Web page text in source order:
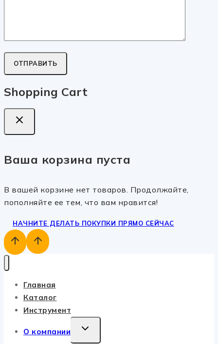
Shopping Cart
Ваша корзина пуста
В вашей корзине нет товаров. Продолжайте,
пополняйте ее тем, что вам нравится!
НАЧНИТЕ ДЕЛАТЬ ПОКУПКИ ПРЯМО СЕЙЧАС
Главная
Каталог
Инструмент
О компании
TOGGLE